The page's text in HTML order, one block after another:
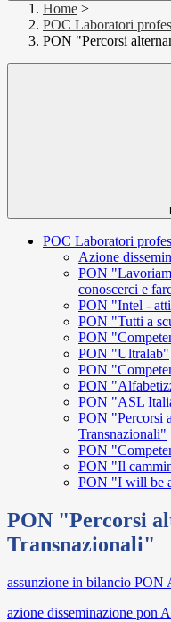
Home >
POC Laboratori
PON "Percorsi
POC Laboratori
Azione
PON
conoscerci e
PON "Intel -
PON "Tutti a
PON
PON "Ultralab"
PON
PON
PON "ASL
PON "Percorsi
Transnazionali"
PON
PON "Il
PON "I will be
PON "Percorsi
Transnazionali"
assunzione in bilancio PON
azione disseminazione pon